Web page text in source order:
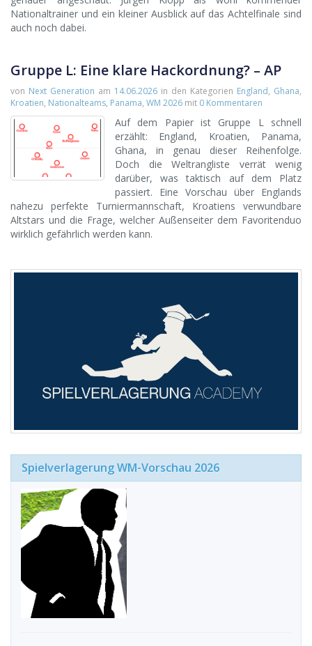
Nationaltrainer und ein kleiner Ausblick auf das Achtelfinale sind
auch noch dabei.
Gruppe L: Eine klare Hackordnung? – AP
von Next Generation am 14.06.2026 in den Kategorien England, Ghana,
Kroatien, Nationalteams, Panama, WM 2026 mit 0 Kommentaren
Auf dem Papier ist Gruppe L schnell
erzählt: England, Kroatien, Panama,
Ghana, in genau dieser Reihenfolge.
Doch die Weltrangliste verrät wenig
darüber, was taktisch auf dem Platz
passiert. Eine Vorschau über Englands
nahezu perfekte Turniermannschaft, Kroatiens verwundbare
Altstars und die Frage, welcher Außenseiter dem Favoritenduo
wirklich gefährlich werden kann.
Spielverlagerung WM-Vorschau 2026